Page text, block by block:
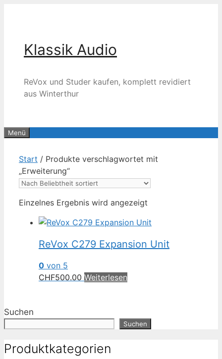
Klassik Audio
ReVox und Studer kaufen, komplett revidiert
aus Winterthur
Menü
Start / Produkte verschlagwortet mit
„Erweiterung“
Einzelnes Ergebnis wird angezeigt
ReVox C279 Expansion Unit
0 von 5
CHF500.00 Weiterlesen
Suchen
Suchen
Produktkategorien